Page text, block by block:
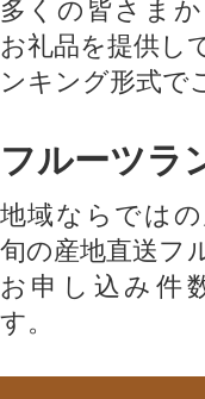
多くの皆さま
お礼品を提供し
ンキング形式で
フルーツラ
地域ならでは
旬の産地直送フ
お申し込み件
す。